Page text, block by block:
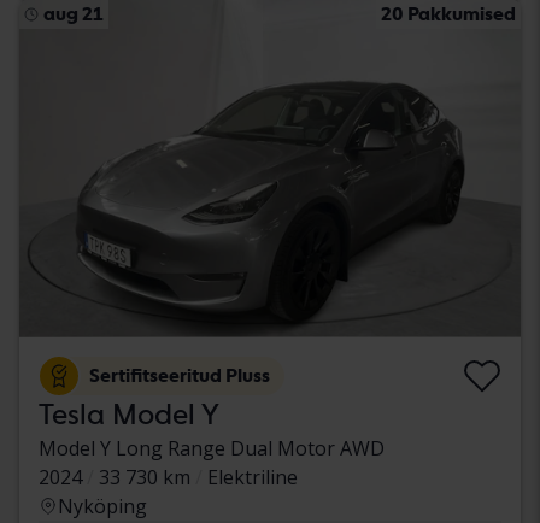
aug 21 20 Pakkumised
Sertifitseeritud Pluss
Tesla Model Y
Model Y Long Range Dual Motor AWD
2024
33 730 km
Elektriline
Nyköping